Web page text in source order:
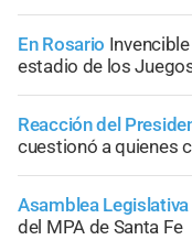
En Rosario
estadio de los
Reacción del
cuestionó a quienes
Asamblea Legislativa
del MPA de Santa Fe